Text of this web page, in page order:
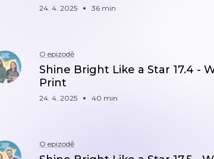
24. 4. 2025 36 min
O epizodě
Shine Bright Like a Star 17.4 -
Print
24. 4. 2025 40 min
O epizodě